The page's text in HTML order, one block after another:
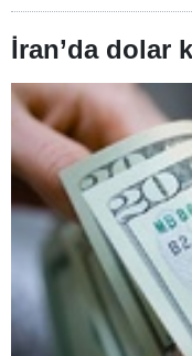
İran’da dolar